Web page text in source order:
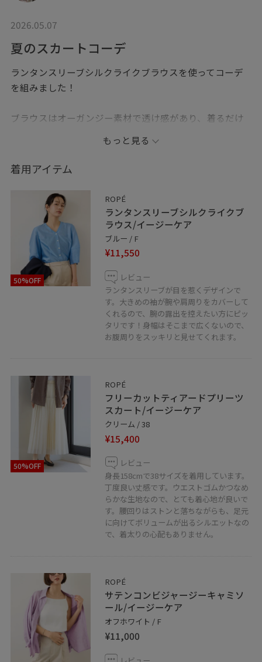
2026.05.07
夏のスカートコーデ
ランタンスリーブシルクライクブラウスを使ってコーデ
を組みました！
ブラウスはオーガンジー素材で透け感があり、着るだけ
が腕周りをカバーしてくれるのもありがたいポイントで
す。
長すぎず短すぎない丈感なので、イン・アウトスタイル
の両方でご着用いただけます。
ブラウスではありますが、個人的には夏の羽織りとして
着るのが好きです！
夏らしいクリームカラーのスカートやキャメルのサンダ
ルを合わせて抜け感を出し、バッグはブラックの色を合
わせることで全体的に淡くなりすぎないよう調整しまし
ジオ撮影の画像をご参照下さい。
また、記載のないアイテムはスタッフ私物です。
LINEでロペスタッフに相談は【友だち追加】をタップを
もっと見る
着用アイテム
50%OFF
ROPÉ
ランタンスリーブシルクライクブ
ラウス/イージーケア
ブルー / F
¥11,550
レビュー
ランタンスリーブが目を惹くデザインで
す。大きめの袖が腕や肩周りをカバーして
くれるので、腕の露出を控えたい方にピッ
タリです！身幅はそこまで広くないので、
お腹周りをスッキリと見せてくれます。
50%OFF
ROPÉ
フリーカットティアードプリーツ
スカート/イージーケア
クリーム / 38
¥15,400
レビュー
身長158cmで38サイズを着用しています。
丁度良い丈感です。ウエストゴムかつなめ
らかな生地なので、とても着心地が良いで
す。腰回りはストンと落ちながらも、足元
に向けてボリュームが出るシルエットなの
で、着太りの心配もありません。
ROPÉ
サテンコンビジャージーキャミソ
ール/イージーケア
オフホワイト / F
¥11,000